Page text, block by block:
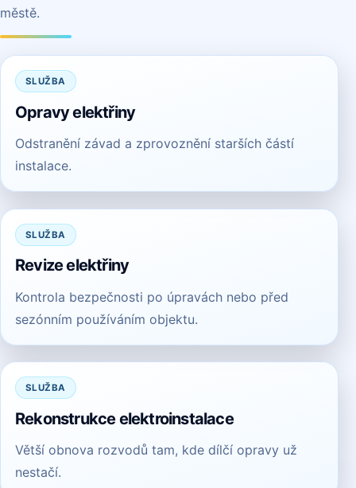
městě.
SLUŽBA
Opravy elektřiny
Odstranění závad a zprovoznění starších částí
instalace.
SLUŽBA
Revize elektřiny
Kontrola bezpečnosti po úpravách nebo před
sezónním používáním objektu.
SLUŽBA
Rekonstrukce elektroinstalace
Větší obnova rozvodů tam, kde dílčí opravy už
nestačí.